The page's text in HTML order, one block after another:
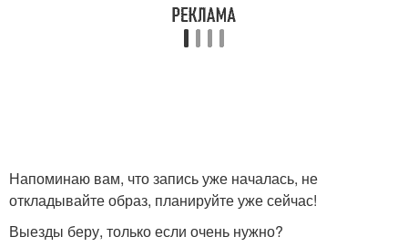
Напоминаю вам, что запись уже началась, не
откладывайте образ, планируйте уже сейчас!
Выезды беру, только если очень нужно?